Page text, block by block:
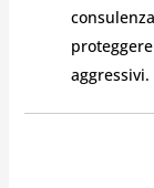
aggressivi.